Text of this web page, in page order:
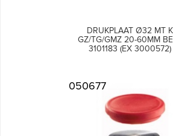
DRUKPLAAT Ø32 MT
GZ/TG/GMZ 20-60MM
3101183 (EX 3000572)
050677